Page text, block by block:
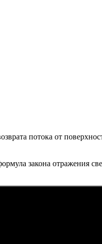
потока от
закона отражения